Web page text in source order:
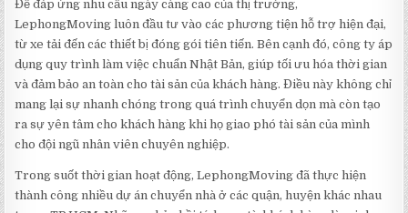
Để đáp ứng nhu cầu ngày càng cao của thị trường,
LephongMoving luôn đầu tư vào các phương tiện hỗ trợ hiện đại,
từ xe tải đến các thiết bị đóng gói tiên tiến. Bên cạnh đó, công ty áp
dụng quy trình làm việc chuẩn Nhật Bản, giúp tối ưu hóa thời gian
và đảm bảo an toàn cho tài sản của khách hàng. Điều này không chỉ
mang lại sự nhanh chóng trong quá trình chuyển dọn mà còn tạo
ra sự yên tâm cho khách hàng khi họ giao phó tài sản của mình
cho đội ngũ nhân viên chuyên nghiệp.
Trong suốt thời gian hoạt động, LephongMoving đã thực hiện
thành công nhiều dự án chuyển nhà ở các quận, huyện khác nhau